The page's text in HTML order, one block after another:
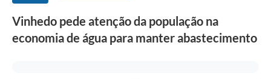
Concursos e Processos Seletivos
Inclusão e Acessibilidade
Vinhedo pede atenção da população na
economia de água para manter abastecimento